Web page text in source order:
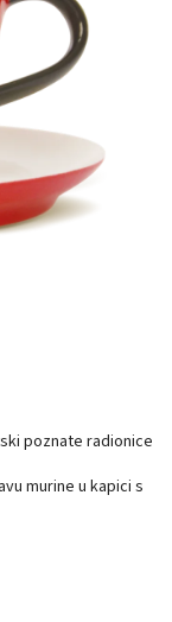
poznate radionice
murine u kapici s